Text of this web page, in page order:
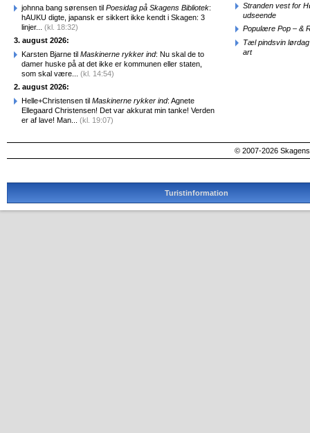
johnna bang sørensen til Poesidag på Skagens Bibliotek:
hAUKU digte, japansk er sikkert ikke kendt i Skagen: 3
linjer... (kl. 18:32)
3. august 2026:
Karsten Bjarne til Maskinerne rykker ind: Nu skal de to
damer huske på at det ikke er kommunen eller staten,
som skal være... (kl. 14:54)
2. august 2026:
Helle+Christensen til Maskinerne rykker ind: Agnete
Ellegaard Christensen! Det var akkurat min tanke! Verden
er af lave! Man... (kl. 19:07)
Stranden vest for
udseende
Populære Pop – &
Tæl pindsvin
art
© 2007-2026
Turistinformation